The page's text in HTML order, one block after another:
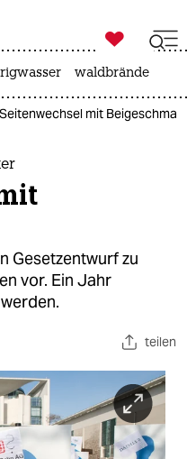

taz zahl ich
waldbrände
mit
Gesetzentwurf zu
vor. Ein Jahr
teilen